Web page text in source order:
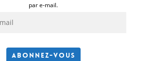
par e-mail.
Abonnez-vous